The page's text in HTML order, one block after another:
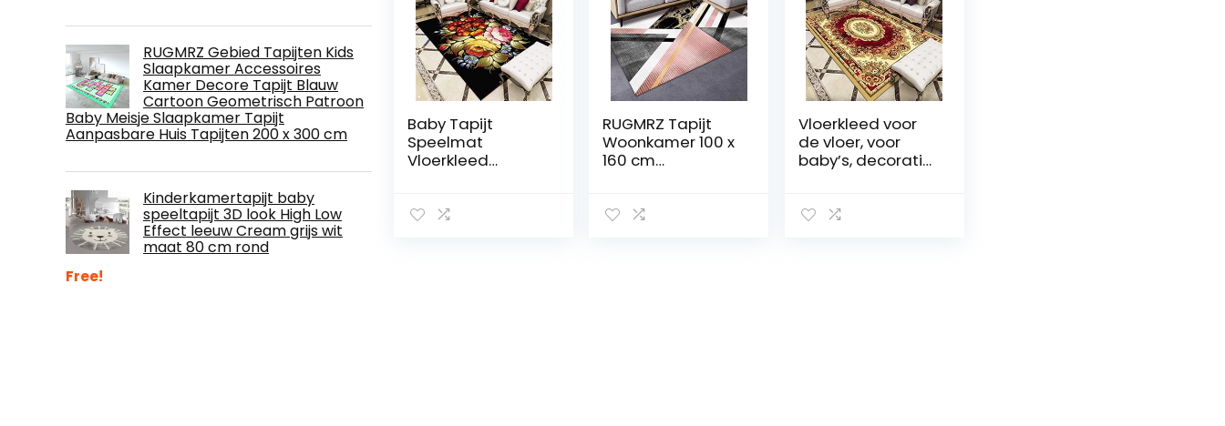
RUGMRZ Gebied Tapijten Kids
Slaapkamer Accessoires
Kamer Decore Tapijt Blauw
Cartoon Geometrisch Patroon
Baby Meisje Slaapkamer Tapijt
Aanpasbare Huis Tapijten 200 x 300 cm
Kinderkamertapijt baby
speeltapijt 3D look High Low
Effect leeuw Cream grijs wit
maat 80 cm rond
Free!
Baby Tapijt
Speelmat
Vloerkleed
Bloemenprint Rug
RUGMRZ Tapijt
Woonkamer 100 x
160 cm
driehoek
Vloerkleed voor
de vloer, voor
baby’s, decoratie
feestelijk, 100 x